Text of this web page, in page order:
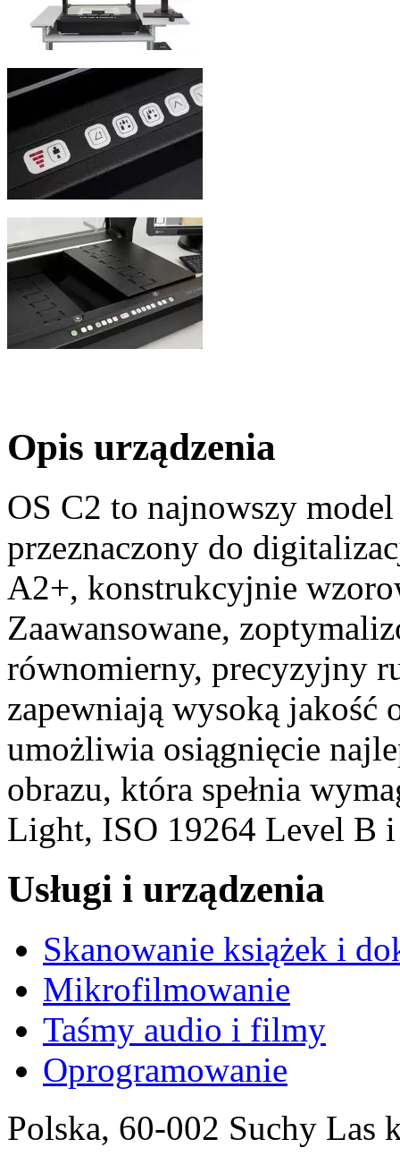
Opis urządzenia
OS C2 to najnowszy
przeznaczony do
A2+, konstrukcyjnie
Zaawansowane,
równomierny, precyzyjny
zapewniają wysoką jakość
umożliwia osiągnięcie
obrazu, która spełnia
Light, ISO 19264 Level B
Usługi i urządzenia
Skanowanie książek i
Mikrofilmowanie
Taśmy audio i filmy
Oprogramowanie
Polska, 60-002 Suchy Las